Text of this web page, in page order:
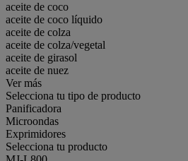
aceite de coco
aceite de coco líquido
aceite de colza
aceite de colza/vegetal
aceite de girasol
aceite de nuez
Ver más
Selecciona tu tipo de producto
Panificadora
Microondas
Exprimidores
Selecciona tu producto